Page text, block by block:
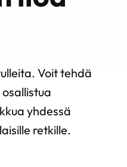
Voit tehdä
yhdessä
retkille.